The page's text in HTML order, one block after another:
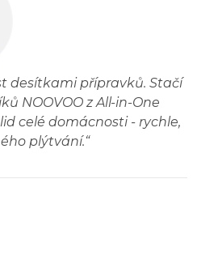
desítkami přípravků. Stačí
NOOVOO z All-in-One
celé domácnosti - rychle,
plýtvání.“